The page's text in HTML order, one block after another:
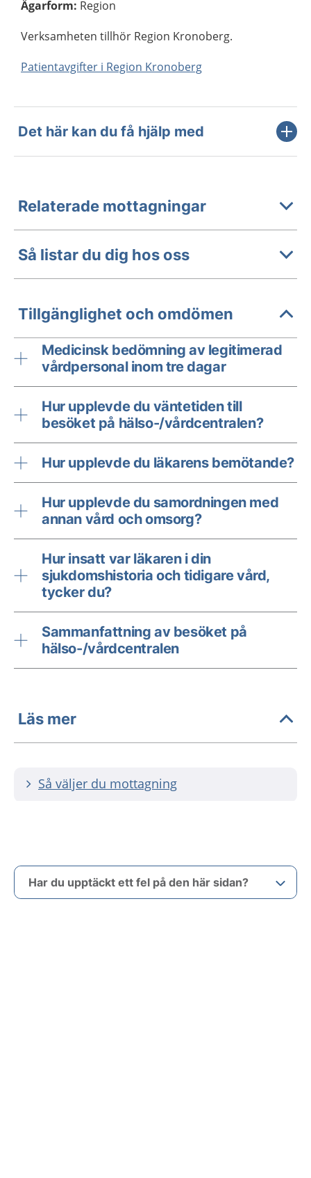
Ägarform: Region
Verksamheten tillhör Region Kronoberg.
Patientavgifter i Region Kronoberg
Det här kan du få hjälp med
Relaterade mottagningar
Så listar du dig hos oss
Tillgänglighet och omdömen
Medicinsk bedömning av legitimerad
vårdpersonal inom tre dagar
Hur upplevde du väntetiden till
besöket på hälso-/vårdcentralen?
Hur upplevde du läkarens bemötande?
Hur upplevde du samordningen med
annan vård och omsorg?
Hur insatt var läkaren i din
sjukdomshistoria och tidigare vård,
tycker du?
Sammanfattning av besöket på
hälso-/vårdcentralen
Läs mer
Så väljer du mottagning
Har du upptäckt ett fel på den här sidan?